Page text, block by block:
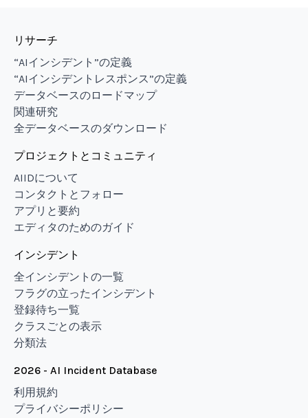
リサーチ
“AIインシデント”の定義
“AIインシデントレスポンス”の定義
データベースのロードマップ
関連研究
全データベースのダウンロード
プロジェクトとコミュニティ
AIIDについて
コンタクトとフォロー
アプリと要約
エディタのためのガイド
インシデント
全インシデントの一覧
フラグの立ったインシデント
登録待ち一覧
クラスごとの表示
分類法
2026 - AI Incident Database
利用規約
プライバシーポリシー